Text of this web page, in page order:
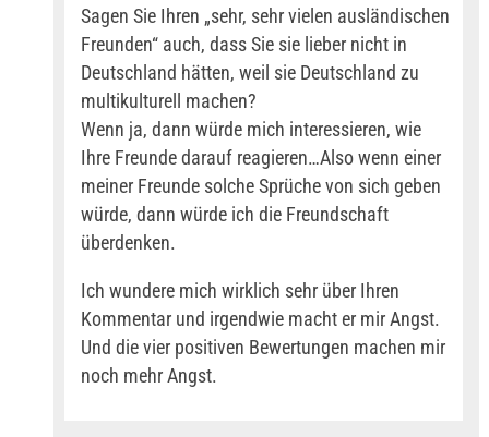
Sagen Sie Ihren „sehr, sehr vielen ausländischen
Freunden“ auch, dass Sie sie lieber nicht in
Deutschland hätten, weil sie Deutschland zu
multikulturell machen?
Wenn ja, dann würde mich interessieren, wie
Ihre Freunde darauf reagieren…Also wenn einer
meiner Freunde solche Sprüche von sich geben
würde, dann würde ich die Freundschaft
überdenken.
Ich wundere mich wirklich sehr über Ihren
Kommentar und irgendwie macht er mir Angst.
Und die vier positiven Bewertungen machen mir
noch mehr Angst.